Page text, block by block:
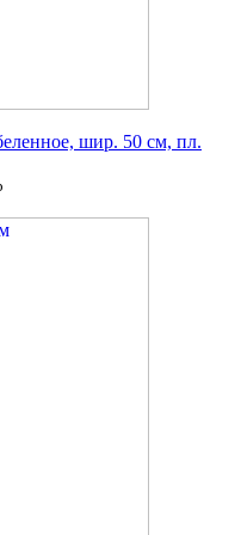
шир. 50 см, пл.